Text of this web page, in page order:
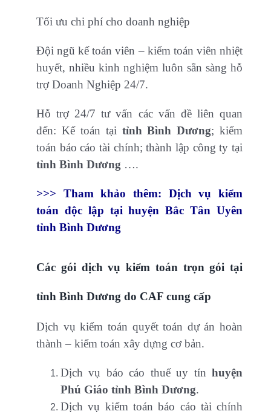
Tối ưu chi phí cho doanh nghiệp
Đội ngũ kế toán viên – kiểm toán viên nhiệt
huyết, nhiều kinh nghiệm luôn sẵn sàng hỗ
trợ Doanh Nghiệp 24/7.
Hỗ trợ 24/7 tư vấn các vấn đề liên quan
đến: Kế toán tại tỉnhBình Dương; kiểm
toán báo cáo tài chính; thành lập công ty tại
tỉnh Bình Dương ….
>>> Tham khảo thêm: Dịch vụ kiểm
toán độc lập tại huyện Bắc Tân Uyên
tỉnh Bình Dương
Các gói dịch vụ kiểm toán trọn gói tại
tỉnh Bình Dương do CAF cung cấp
Dịch vụ kiểm toán quyết toán dự án hoàn
thành – kiểm toán xây dựng cơ bản.
Dịch vụ báo cáo thuế uy tínhuyện
Phú Giáo tỉnh Bình Dương.
Dịch vụ kiểm toán báo cáo tài chính